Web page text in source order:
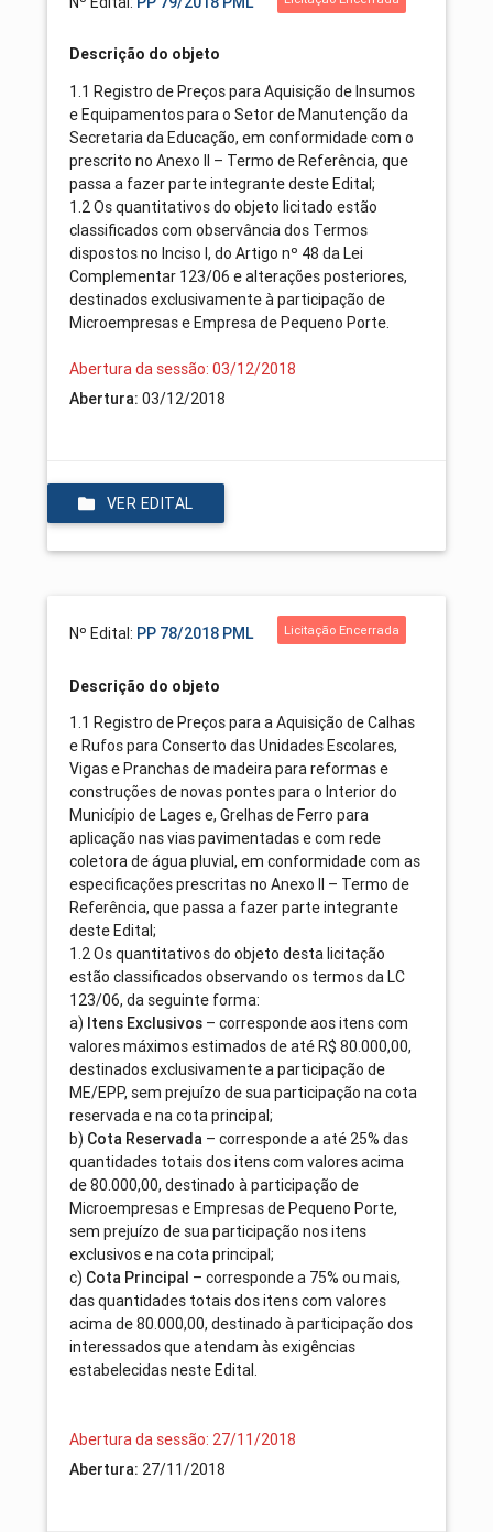
Descrição do objeto
1.1 Registro de Preços para Aquisição de Insumos
e Equipamentos para o Setor de Manutenção da
Secretaria da Educação, em conformidade com o
prescrito no Anexo II – Termo de Referência, que
passa a fazer parte integrante deste Edital;
1.2 Os quantitativos do objeto licitado estão
classificados com observância dos Termos
dispostos no Inciso I, do Artigo nº 48 da Lei
Complementar 123/06 e alterações posteriores,
destinados exclusivamente à participação de
Microempresas e Empresa de Pequeno Porte.
Abertura da sessão: 03/12/2018
Abertura: 03/12/2018
VER EDITAL
Nº Edital: PP 78/2018 PML Licitação Encerrada
Descrição do objeto
1.1 Registro de Preços para a Aquisição de Calhas
e Rufos para Conserto das Unidades Escolares,
Vigas e Pranchas de madeira para reformas e
construções de novas pontes para o Interior do
Município de Lages e, Grelhas de Ferro para
aplicação nas vias pavimentadas e com rede
coletora de água pluvial, em conformidade com as
especificações prescritas no Anexo II – Termo de
Referência, que passa a fazer parte integrante
deste Edital;
1.2 Os quantitativos do objeto desta licitação
estão classificados observando os termos da LC
123/06, da seguinte forma:
a) Itens Exclusivos – corresponde aos itens com
valores máximos estimados de até R$ 80.000,00,
destinados exclusivamente a participação de
ME/EPP, sem prejuízo de sua participação na cota
reservada e na cota principal;
b) Cota Reservada – corresponde a até 25% das
quantidades totais dos itens com valores acima
de 80.000,00, destinado à participação de
Microempresas e Empresas de Pequeno Porte,
sem prejuízo de sua participação nos itens
exclusivos e na cota principal;
c) Cota Principal – corresponde a 75% ou mais,
das quantidades totais dos itens com valores
acima de 80.000,00, destinado à participação dos
interessados que atendam às exigências
estabelecidas neste Edital.
Abertura da sessão: 27/11/2018
Abertura: 27/11/2018